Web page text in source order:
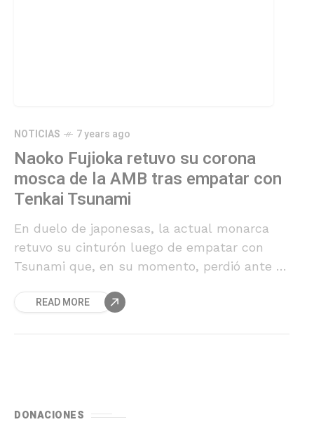
NOTICIAS 7 years ago
Naoko Fujioka retuvo su corona
mosca de la AMB tras empatar con
Tenkai Tsunami
En duelo de japonesas, la actual monarca
retuvo su cinturón luego de empatar con
Tsunami que, en su momento, perdió ante la
READ MORE
DONACIONES